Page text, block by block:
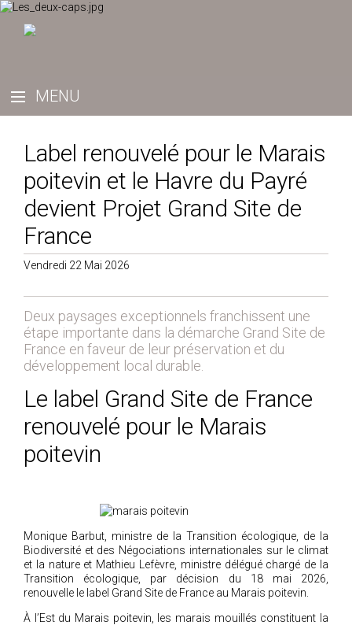
Label renouvelé pour le Marais
poitevin et le Havre du Payré
devient Projet Grand Site de
France
Vendredi 22 Mai 2026
Deux paysages exceptionnels franchissent une
étape importante dans la démarche Grand Site de
France en faveur de leur préservation et du
développement local durable.
Le label Grand Site de France
renouvelé pour le Marais
poitevin
Monique Barbut, ministre de la Transition écologique, de la
Biodiversité et des Négociations internationales sur le climat
et la nature et Mathieu Lefèvre, ministre délégué chargé de la
Transition écologique, par décision du 18 mai 2026,
renouvelle le label Grand Site de France au Marais poitevin.
À l’Est du Marais poitevin, les marais mouillés constituent la